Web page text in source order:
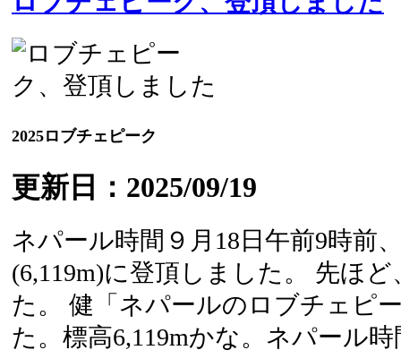
2025ロブチェピーク
更新日：2025/09/19
ネパール時間９月18日午前9時前
(6,119m)に登頂しました。 先ほ
た。 健「ネパールのロブチェピ
た。標高6,119mかな。ネパール